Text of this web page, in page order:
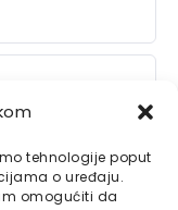
tehnologije poput
o uređaju.
omogućiti da